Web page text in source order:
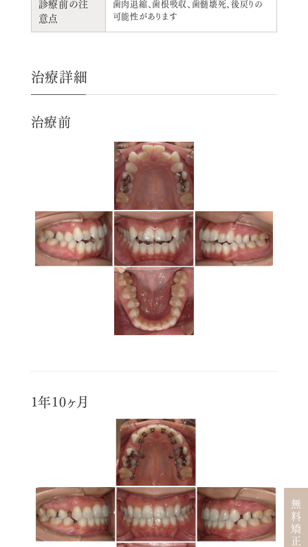
意点
歯肉退縮、歯根吸収、歯髄壊死、後戻りの
可能性があります
治療詳細
治療前
1年10ヶ月